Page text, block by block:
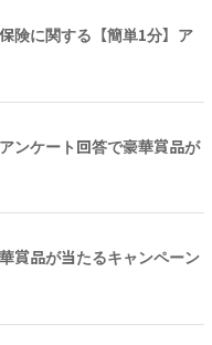
険に関する【簡単1分】ア
ンケート回答で豪華賞品が
賞品が当たるキャンペーン